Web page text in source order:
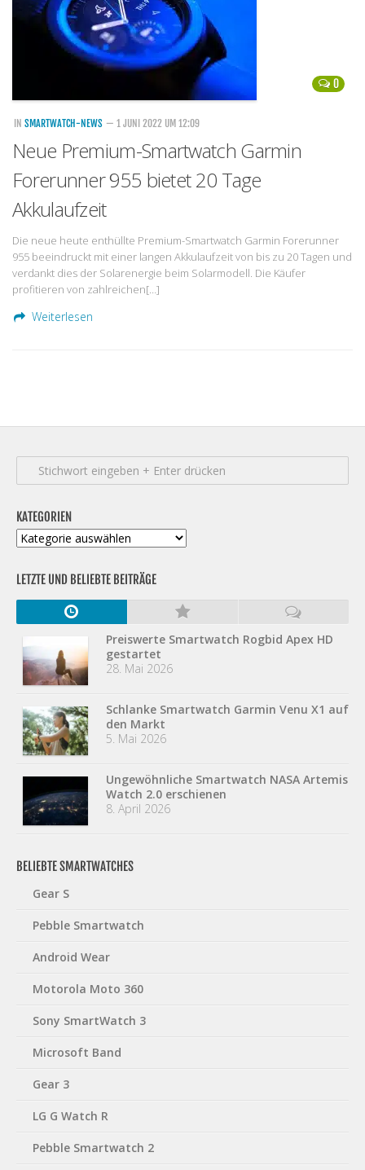
0
IN SMARTWATCH-NEWS — 1 JUNI 2022 UM 12:09
Neue Premium-Smartwatch Garmin
Forerunner 955 bietet 20 Tage
Akkulaufzeit
Die neue heute enthüllte Premium-Smartwatch Garmin Forerunner
955 beeindruckt mit einer langen Akkulaufzeit von bis zu 20 Tagen und
verdankt dies der Solarenergie beim Solarmodell. Die Käufer
profitieren von zahlreichen[…]
Weiterlesen
KATEGORIEN
Kategorien
LETZTE UND BELIEBTE BEITRÄGE
Preiswerte Smartwatch Rogbid Apex HD
gestartet
28. Mai 2026
Schlanke Smartwatch Garmin Venu X1 auf
den Markt
5. Mai 2026
Ungewöhnliche Smartwatch NASA Artemis
Watch 2.0 erschienen
8. April 2026
BELIEBTE SMARTWATCHES
Gear S
Pebble Smartwatch
Android Wear
Motorola Moto 360
Sony SmartWatch 3
Microsoft Band
Gear 3
LG G Watch R
Pebble Smartwatch 2